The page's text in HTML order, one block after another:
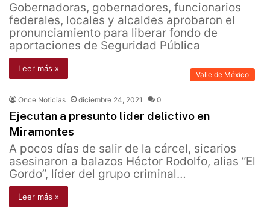
Gobernadoras, gobernadores, funcionarios
federales, locales y alcaldes aprobaron el
pronunciamiento para liberar fondo de
aportaciones de Seguridad Pública
Leer más »
Valle de México
Once Noticias diciembre 24, 2021 0
Ejecutan a presunto líder delictivo en
Miramontes
A pocos días de salir de la cárcel, sicarios
asesinaron a balazos Héctor Rodolfo, alias “El
Gordo”, líder del grupo criminal…
Leer más »